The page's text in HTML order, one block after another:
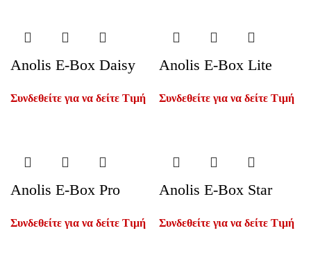
Anolis E-Box Daisy
Συνδεθείτε για να δείτε Τιμή
Anolis E-Box Lite
Συνδεθείτε για να δείτε Τιμή
Anolis E-Box Pro
Συνδεθείτε για να δείτε Τιμή
Anolis E-Box Star
Συνδεθείτε για να δείτε Τιμή